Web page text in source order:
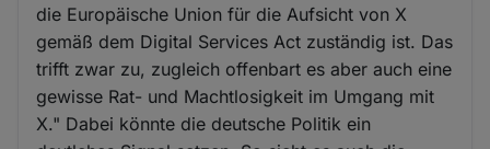
die Europäische Union für die Aufsicht von X
gemäß dem Digital Services Act zuständig ist. Das
trifft zwar zu, zugleich offenbart es aber auch eine
gewisse Rat- und Machtlosigkeit im Umgang mit
X." Dabei könnte die deutsche Politik ein